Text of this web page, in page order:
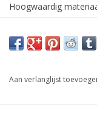
Hoogwaardig
worden
Aan verlanglijst